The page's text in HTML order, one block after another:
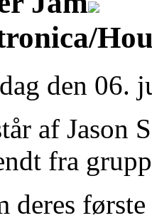
den 06.
af Jason
fra
deres